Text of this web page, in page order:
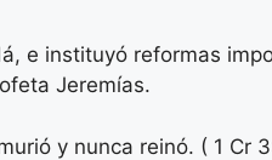
e instituyó reformas
Jeremías.
y nunca reinó. ( 1 Cr